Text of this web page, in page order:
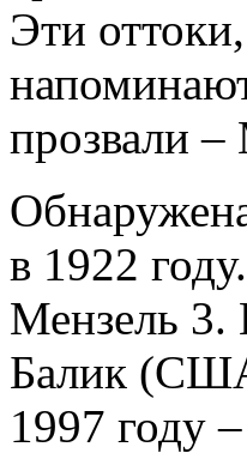
Эти
прозвали
в 1922
Мензель 3.
Балик
1997 году